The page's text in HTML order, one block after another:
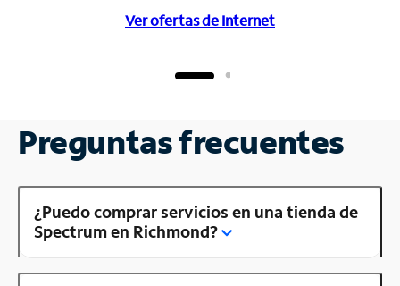
Ver ofertas de Internet
Preguntas frecuentes
¿Puedo comprar servicios en una tienda de
Spectrum en Richmond?